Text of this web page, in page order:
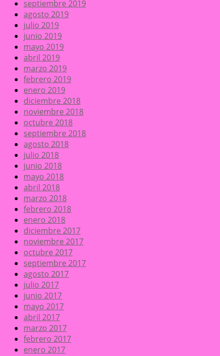
septiembre 2019
agosto 2019
julio 2019
junio 2019
mayo 2019
abril 2019
marzo 2019
febrero 2019
enero 2019
diciembre 2018
noviembre 2018
octubre 2018
septiembre 2018
agosto 2018
julio 2018
junio 2018
mayo 2018
abril 2018
marzo 2018
febrero 2018
enero 2018
diciembre 2017
noviembre 2017
octubre 2017
septiembre 2017
agosto 2017
julio 2017
junio 2017
mayo 2017
abril 2017
marzo 2017
febrero 2017
enero 2017